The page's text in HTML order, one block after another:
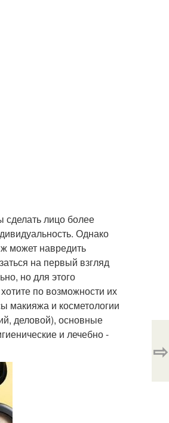
лицо более
Однако
может навредить
на первый взгляд
но для этого
по возможности их
макияжа и косметологии
деловой), основные
и лечебно -
⇨